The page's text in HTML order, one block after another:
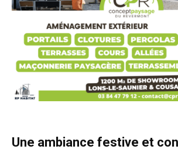
Une ambiance festive et